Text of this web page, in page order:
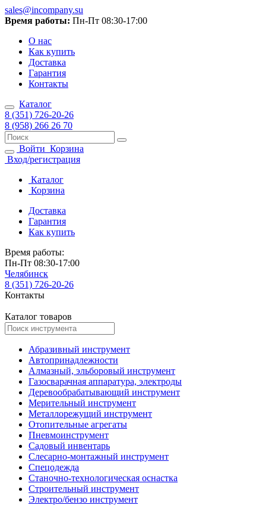
sales@incompany.su
Время работы: Пн-Пт 08:30-17:00
О нас
Как купить
Доставка
Гарантия
Контакты
Каталог
8 (351) 726-20-26
8 (958) 266 26 70
Войти Корзина
Вход/регистрация
Каталог
Корзина
Доставка
Гарантия
Как купить
Время работы:
Пн-Пт 08:30-17:00
Челябинск
8 (351) 726-20-26
Контакты
Каталог товаров
Абразивный инструмент
Автопринадлежности
Алмазный, эльборовый инструмент
Газосварачная аппаратура, электроды
Деревообрабатывающий инструмент
Мерительный инструмент
Металлорежущий инструмент
Отопительные агрегаты
Пневмоинструмент
Садовый инвентарь
Слесарно-монтажный инструмент
Спецодежда
Станочно-технологическая оснастка
Строительный инструмент
Электро/бензо инструмент